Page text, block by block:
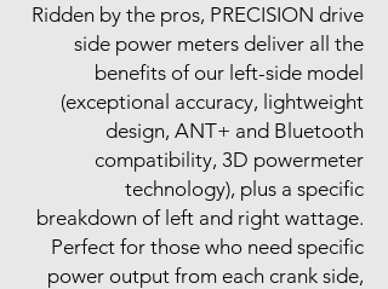
Ridden by the pros, PRECISION drive
side power meters deliver all the
benefits of our left-side model
(exceptional accuracy, lightweight
design, ANT+ and Bluetooth
compatibility, 3D powermeter
technology), plus a specific
breakdown of left and right wattage.
Perfect for those who need specific
power output from each crank side,